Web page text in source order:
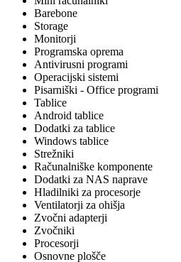
Barebone
Storage
Monitorji
Programska oprema
Antivirusni programi
Operacijski sistemi
Pisarniški - Office programi
Tablice
Android tablice
Dodatki za tablice
Windows tablice
Strežniki
Računalniške komponente
Dodatki za NAS naprave
Hladilniki za procesorje
Ventilatorji za ohišja
Zvočni adapterji
Zvočniki
Procesorji
Osnovne plošče